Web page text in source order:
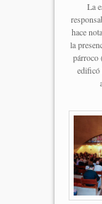
La
hace
la
párroco
edificó